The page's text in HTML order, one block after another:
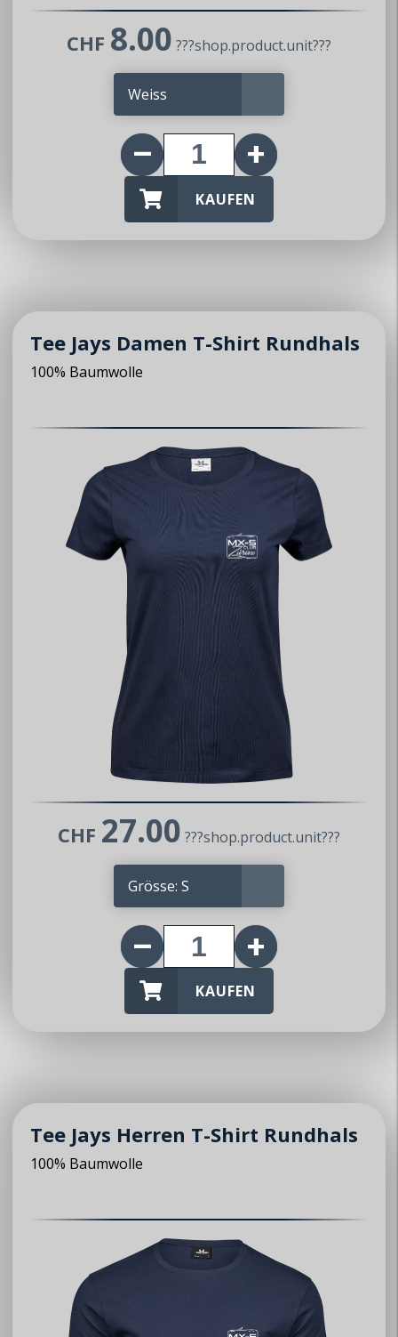
CHF 8.00 ???shop.product.unit???
KAUFEN
Tee Jays Damen T-Shirt Rundhals
100% Baumwolle
CHF 27.00 ???shop.product.unit???
KAUFEN
Tee Jays Herren T-Shirt Rundhals
100% Baumwolle
MX5 Club Zürisee
www.mx5-club-zuerisee.ch
info@mx5-club-zuerisee.ch
Mitglieder
News / Events
Events
Jahresprogramm
Kontakt
Mitteilung
inteco edv ag
Mazda Club Schweiz
Mitglied werden
Wer dem MX5 Club Zürisee beitreten
Wir nehmen dann umgehend Kontakt auf
und geben gerne weitere Auskünfte.
► Anfrage zur Mitgliedschaft
© 2026 MX5 Club Zürisee